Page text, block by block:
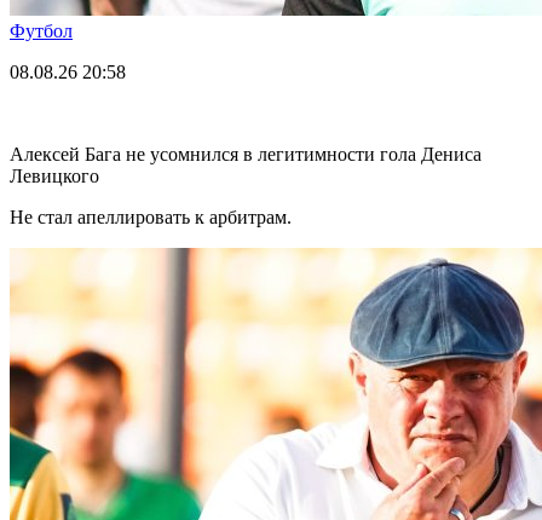
Футбол
08.08.26 20:58
Алексей Бага не усомнился в легитимности гола Дениса
Левицкого
Не стал апеллировать к арбитрам.